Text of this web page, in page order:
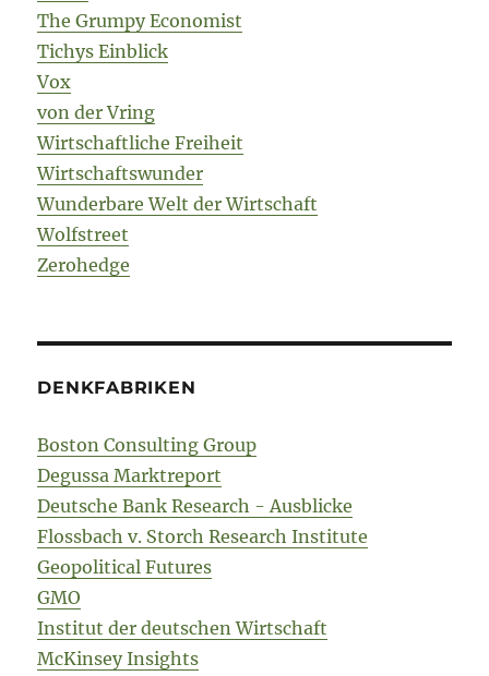
The Grumpy Economist
Tichys Einblick
Vox
von der Vring
Wirtschaftliche Freiheit
Wirtschaftswunder
Wunderbare Welt der Wirtschaft
Wolfstreet
Zerohedge
DENKFABRIKEN
Boston Consulting Group
Degussa Marktreport
Deutsche Bank Research - Ausblicke
Flossbach v. Storch Research Institute
Geopolitical Futures
GMO
Institut der deutschen Wirtschaft
McKinsey Insights